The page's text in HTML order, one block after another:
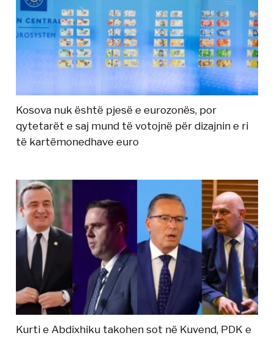
Kosova nuk është pjesë e eurozonës, por
qytetarët e saj mund të votojnë për dizajnin e ri
të kartëmonedhave euro
Kurti e Abdixhiku takohen sot në Kuvend, PDK e